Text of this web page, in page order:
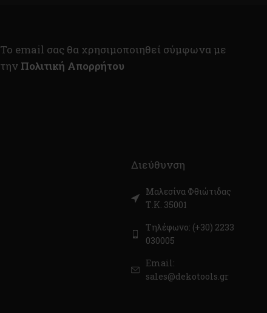
To email σας θα χρησιμοποιηθεί σύμφωνα με
την Πολιτική Απορρήτου
Διεύθυνση
Μαλεσίνα Φθιώτιδας
Τ.Κ. 35001
Τηλέφωνο: (+30) 2233
030005
Email:
sales@dekotools.gr